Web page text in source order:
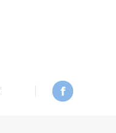
Facebook